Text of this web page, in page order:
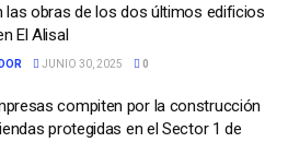
las obras de los dos últimos edificios
El Alisal
JUNIO 30, 2025 0
compiten por la construcción
protegidas en el Sector 1 de